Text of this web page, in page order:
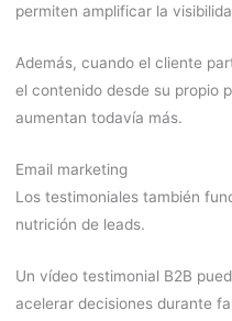
permiten amplificar la
Además, cuando el cliente
el contenido desde su propio
aumentan todavía más.
Email marketing
Los testimoniales también
nutrición de leads.
Un vídeo testimonial B2B
acelerar decisiones durante